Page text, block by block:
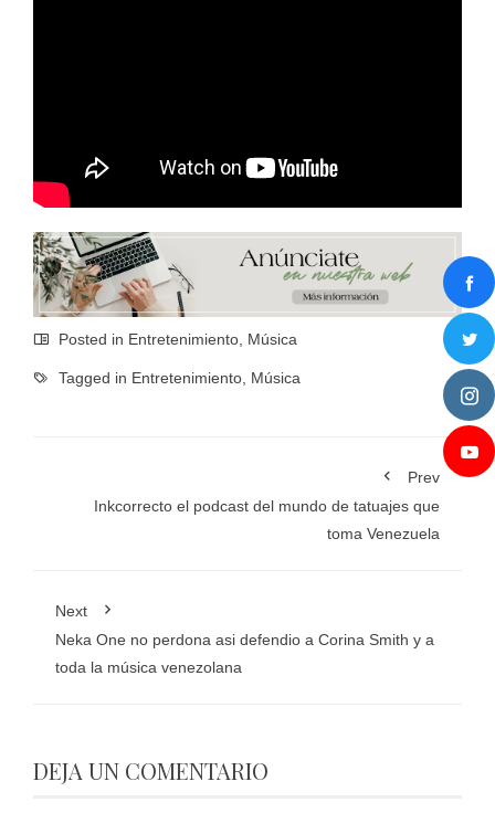
Posted in Entretenimiento, Música
Tagged in Entretenimiento, Música
Prev
Inkcorrecto el podcast del mundo de tatuajes que
toma Venezuela
Next
Neka One no perdona asi defendio a Corina Smith y a
toda la música venezolana
DEJA UN COMENTARIO